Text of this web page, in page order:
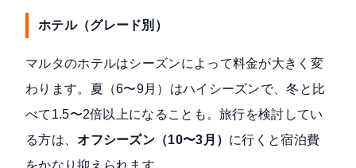
ホテル（グレード別）
マルタのホテルはシーズンによって料金が大きく変
わります。夏（6〜9月）はハイシーズンで、冬と比
べて1.5〜2倍以上になることも。旅行を検討してい
る方は、 オフシーズン（10〜3月） に行くと宿泊費
をかなり抑えられます。